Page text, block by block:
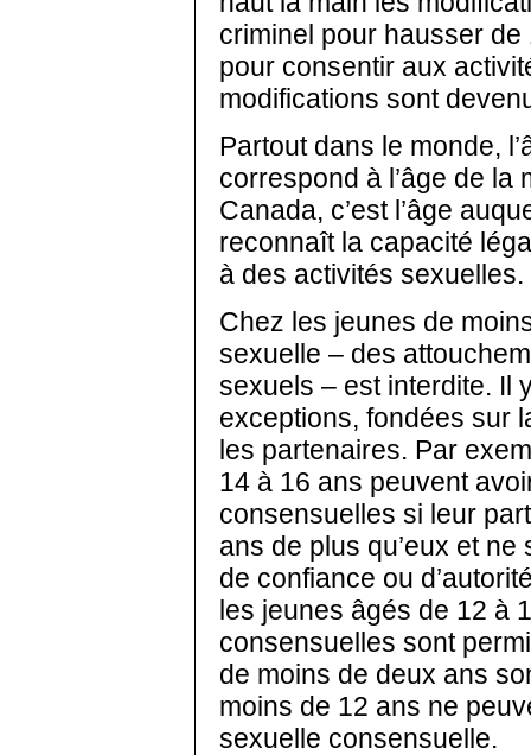
criminel pour hausser de
pour consentir aux
modifications sont
Partout dans le monde,
correspond à l’âge de la
Canada, c’est l’âge
reconnaît la capacité
à des activités sexuelles.
Chez les jeunes de
sexuelle – des
sexuels – est interdite. Il
exceptions, fondées sur
les partenaires. Par
14 à 16 ans peuvent
consensuelles si leur
ans de plus qu’eux et
de confiance ou
les jeunes âgés de 12 à
consensuelles sont
de moins de deux ans
moins de 12 ans ne
sexuelle consensuelle.